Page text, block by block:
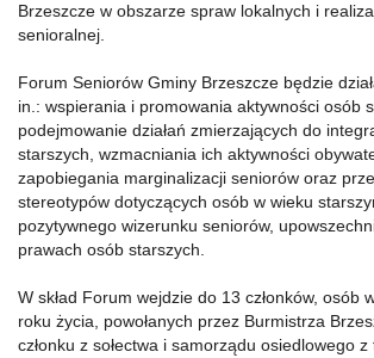
Brzeszcze w obszarze spraw lokalnych i
senioralnej.
Forum Seniorów Gminy Brzeszcze będzie
in.: wspierania i promowania aktywności osób
podejmowanie działań zmierzających do
starszych, wzmacniania ich aktywności
zapobiegania marginalizacji seniorów oraz
stereotypów dotyczących osób w wieku
pozytywnego wizerunku seniorów,
prawach osób starszych.
W skład Forum wejdzie do 13 członków, osób
roku życia, powołanych przez Burmistrza
członku z sołectwa i samorządu osiedlowego